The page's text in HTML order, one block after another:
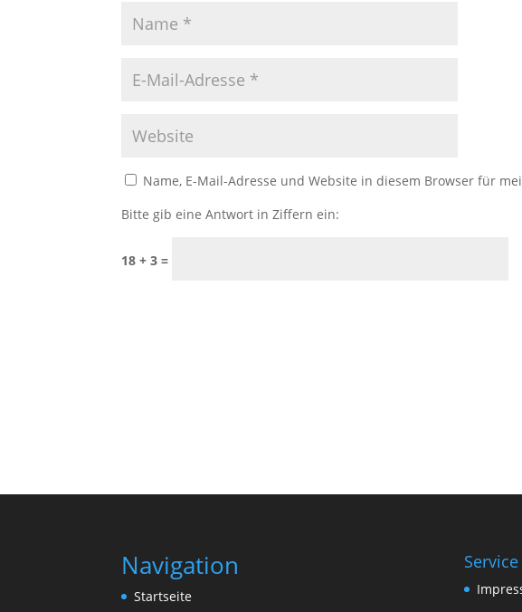
Name, E-Mail-Adresse und Website in diesem Browser für
Bitte gib eine Antwort in Ziffern ein:
18 + 3 =
Navigation
Startseite
Service